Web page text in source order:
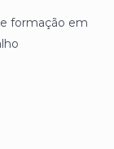
formação em